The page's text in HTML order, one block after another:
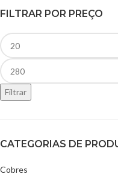
FILTRAR POR PREÇO
Filtrar
CATEGORIAS DE
Cobres